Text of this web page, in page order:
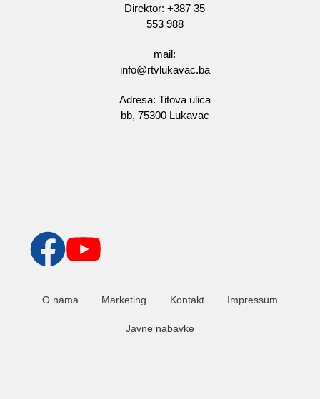
Direktor: +387 35
553 988
mail:
info@rtvlukavac.ba
Adresa: Titova ulica
bb, 75300 Lukavac
O nama Marketing Kontakt Impressum
Javne nabavke